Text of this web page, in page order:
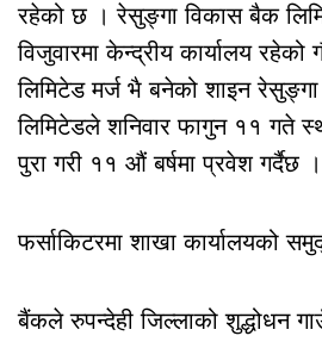
रहेको छ । रेसुङ्गा विकास बैक
विजुवारमा केन्द्रीय कार्यालय
लिमिटेड मर्ज भै बनेको शाइन
लिमिटेडले शनिवार फागुन ११ गते
पुरा गरी ११ औं बर्षमा प्रवेश गर्दैछ ।
फर्साकिटरमा शाखा कार्यालयको
बैंकले रुपन्देही जिल्लाको शुद्धोधन